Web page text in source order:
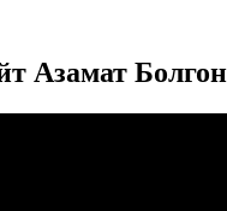
Азамат